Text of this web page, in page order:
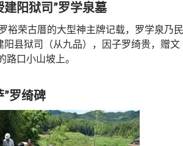
建阳狱司”罗学泉墓
裕荣古厝的大型神主牌记载，罗学泉乃
阳县狱司（从九品），因子罗绮贵，赠文
口小山坡上。
”罗绮碑